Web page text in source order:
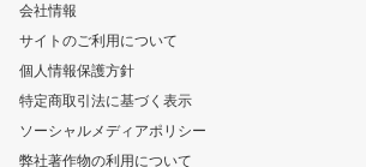
会社情報
サイトのご利用について
個人情報保護方針
特定商取引法に基づく表示
ソーシャルメディアポリシー
弊社著作物の利用について